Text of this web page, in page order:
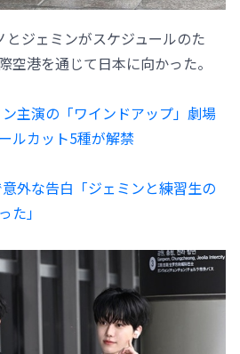
ジェミンがスケジュールのた
空港を通じて日本に向かった。
主演の「ワインドアップ」劇場
ルカット5種が解禁
外な告白「ジェミンと練習生の
た」